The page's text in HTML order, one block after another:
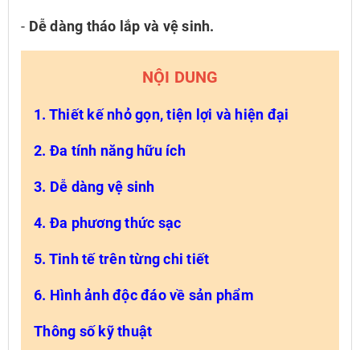
- Dễ dàng tháo lắp và vệ sinh.
NỘI DUNG
1. Thiết kế nhỏ gọn, tiện lợi và hiện đại
2. Đa tính năng hữu ích
3. Dễ dàng vệ sinh
4. Đa phương thức sạc
5. Tinh tế trên từng chi tiết
6. Hình ảnh độc đáo về sản phẩm
Thông số kỹ thuật